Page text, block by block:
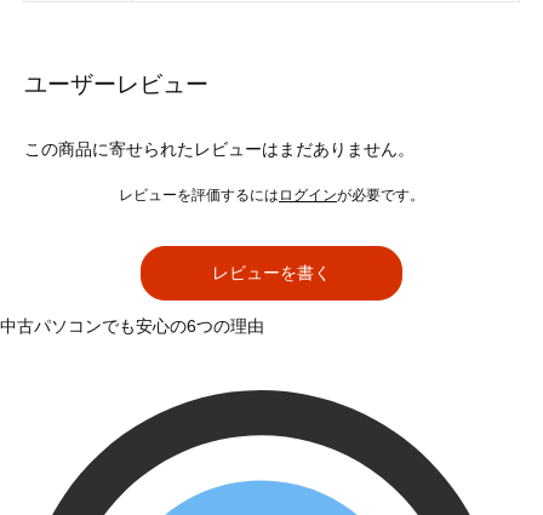
ユーザーレビュー
この商品に寄せられたレビューはまだありません。
レビューを評価するには ログインが必要です。
レビューを書く
中古パソコンでも安心の6つの理由